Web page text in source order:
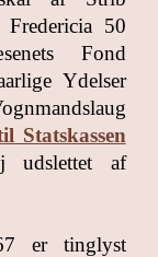
50
Fond
Ydelser
Statskassen
udslettet af
er tinglyst